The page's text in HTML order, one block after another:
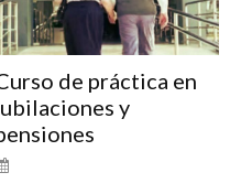
de práctica en
y